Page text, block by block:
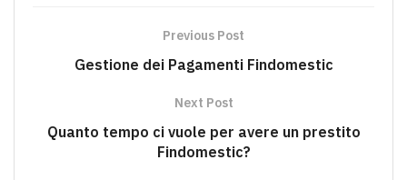
Previous Post
Gestione dei Pagamenti Findomestic
Next Post
Quanto tempo ci vuole per avere un prestito
Findomestic?